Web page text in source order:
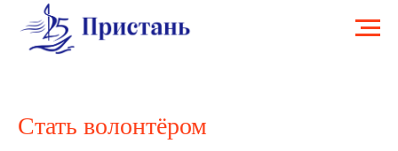
Стать волонтёром